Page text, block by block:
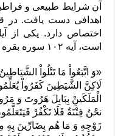
آن شرایط طبیعی و
اختصاص دارد. یکی از
است، آیه ۱۰۲ سوره بقره است:
«وَ اتَّبَعُواْ مَا تَتْلُواْ
لَاکِنَّ الشَّیَطِینَ کَفَرُواْ
الْمَلَکَینْ‏ِ بِبَابِلَ هَرُوتَ وَ
نحَْنُ فِتْنَةٌ فَلَا تَکْفُرْ
زَوْجِهِ وَ مَا هُم بِضَارِّینَ بِهِ